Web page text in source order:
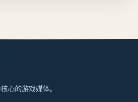
心的游戏媒体。